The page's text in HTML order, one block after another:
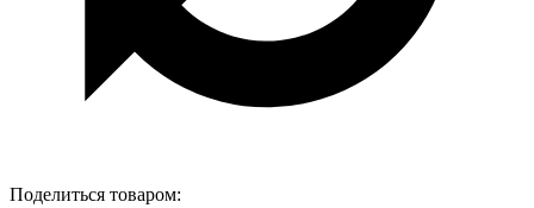
Поделиться товаром: